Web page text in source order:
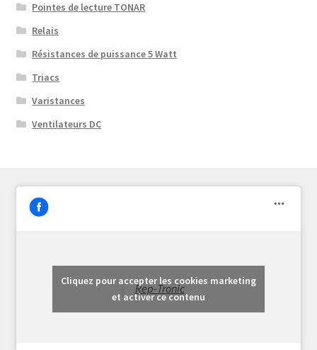
Pointes de lecture TONAR
Relais
Résistances de puissance 5 Watt
Triacs
Varistances
Ventilateurs DC
Rep-Tronic
Cliquez pour accepter les cookies marketing
et activer ce contenu